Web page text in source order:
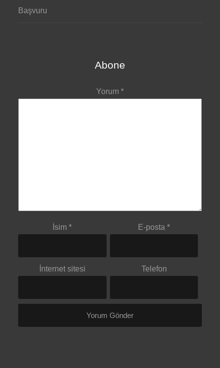
Başvuru
Abone
Yorum *
İsim* E-posta*
İnternet sitesi Telefon